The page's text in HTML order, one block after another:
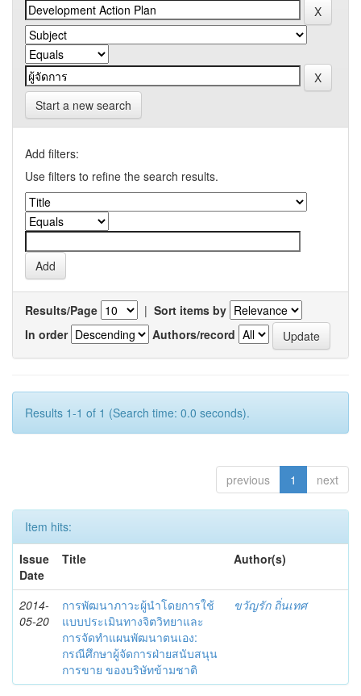
Start a new search
Add filters:
Use filters to refine the search results.
Results/Page | Sort items by
In order
Authors/record
Results 1-1 of 1 (Search time: 0.0 seconds).
previous 1 next
Item hits:
Issue
Date
Title Author(s)
2014-
05-20
การพัฒนาภาวะผู้นำโดยการใช้
แบบประเมินทางจิตวิทยาและ
การจัดทำแผนพัฒนาตนเอง:
กรณีศึกษาผู้จัดการฝ่ายสนับสนุน
การขาย ของบริษัทข้ามชาติ
ขวัญรัก ถิ่นเทศ